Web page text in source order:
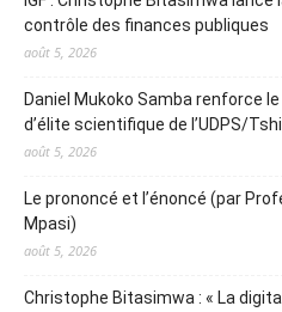
contrôle des finances publiques
août 5, 2026
Daniel Mukoko Samba renforce
d’élite scientifique de l’UDPS/
août 5, 2026
Le prononcé et l’énoncé (par
Mpasi)
août 5, 2026
Christophe Bitasimwa : « La